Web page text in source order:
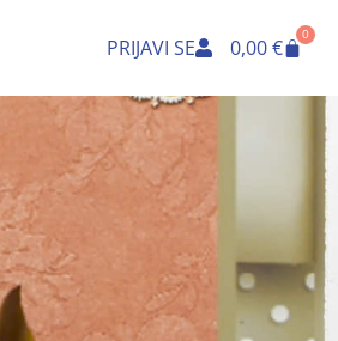
PRIJAVI SE 0,00€
0
Cart